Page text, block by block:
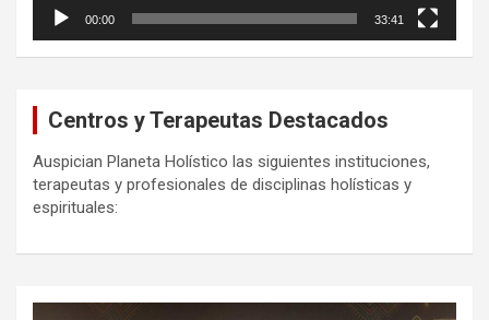
00:00 33:41
Centros y Terapeutas Destacados
Auspician Planeta Holístico las siguientes instituciones,
terapeutas y profesionales de disciplinas holísticas y
espirituales: